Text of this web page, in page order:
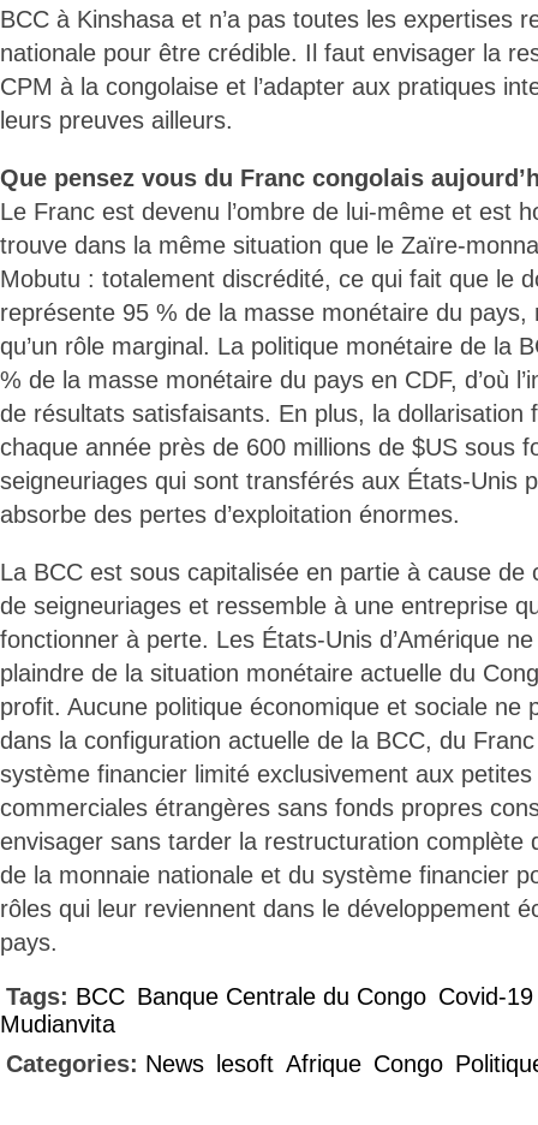
BCC à Kinshasa et n’a pas toutes les expertises
nationale pour être crédible. Il faut envisager la
CPM à la congolaise et l’adapter aux pratiques
leurs preuves ailleurs.
Que pensez vous du Franc congolais
Le Franc est devenu l’ombre de lui-même et est
trouve dans la même situation que le Zaïre-
Mobutu : totalement discrédité, ce qui fait que le
représente 95 % de la masse monétaire du pays,
qu’un rôle marginal. La politique monétaire de la
% de la masse monétaire du pays en CDF, d’où
de résultats satisfaisants. En plus, la dollarisation
chaque année près de 600 millions de $US sous
seigneuriages qui sont transférés aux États-Unis
absorbe des pertes d’exploitation énormes.
La BCC est sous capitalisée en partie à cause de
de seigneuriages et ressemble à une entreprise
fonctionner à perte. Les États-Unis d’Amérique
plaindre de la situation monétaire actuelle du
profit. Aucune politique économique et sociale ne
dans la configuration actuelle de la BCC, du
système financier limité exclusivement aux
commerciales étrangères sans fonds propres
envisager sans tarder la restructuration complète
de la monnaie nationale et du système financier
rôles qui leur reviennent dans le développement
pays.
Tags: BCC Banque Centrale du Congo Covid-19
Mudianvita
Categories: News lesoft Afrique Congo